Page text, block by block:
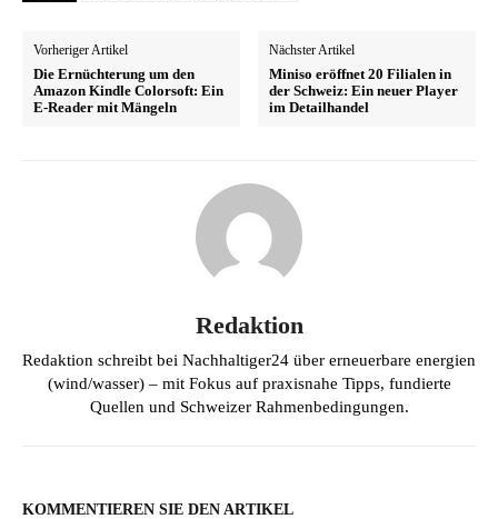
Vorheriger Artikel
Die Ernüchterung um den
Amazon Kindle Colorsoft: Ein
E-Reader mit Mängeln
Nächster Artikel
Miniso eröffnet 20 Filialen in
der Schweiz: Ein neuer Player
im Detailhandel
Redaktion
Redaktion schreibt bei Nachhaltiger24 über erneuerbare energien
(wind/wasser) – mit Fokus auf praxisnahe Tipps, fundierte
Quellen und Schweizer Rahmenbedingungen.
KOMMENTIEREN SIE DEN ARTIKEL